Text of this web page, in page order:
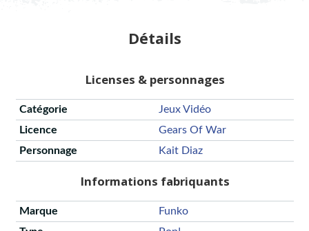
Détails
Licenses & personnages
Catégorie
Jeux Vidéo
Licence
Gears Of War
Personnage
Kait Diaz
Informations fabriquants
Marque
Funko